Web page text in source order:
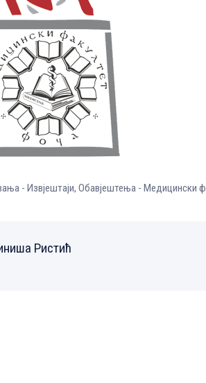
- Извјештаји, Обавјештења - Медицински
Ристић